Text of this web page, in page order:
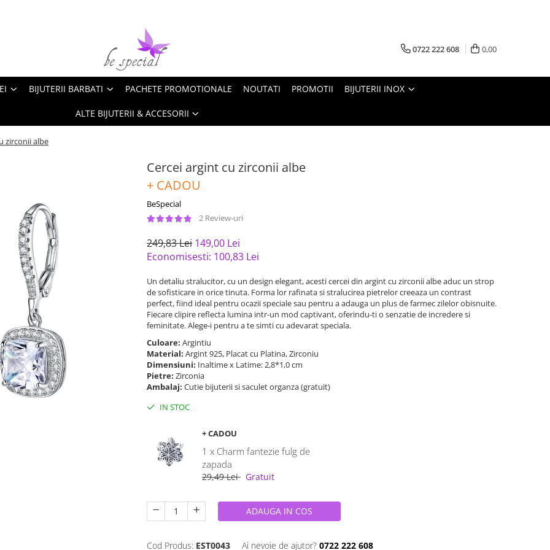
0722 222 608 0,00
BIJUTERII BARBATI PACHETE PROMOTIONALE NOUTATI PROMOTII BIJUTERII INOX
ALTE BIJUTERII & ACCESORII
zirconii albe
Cercei argint cu zirconii albe
+ CADOU
BeSpecial
2 Review-uri
249,83 Lei 149,00 Lei
Economisesti: 100,83 Lei
Un detaliu stralucitor, cu un design elegant, acesti cercei din argint cu zirconii albe aduc un strop
de sofisticare in orice tinuta. Forma lor rafinata si stralucirea pietrelor creeaza un contrast
perfect, fiind ideal pentru ocazii speciale sau pentru a adauga un plus de farmec zilelor obisnuite.
Fiecare clipire reflecta lumina intr-un mod captivant, oferindu-ti o senzatie de incredere si
feminitate. Alege-i pentru a te simti cu adevarat speciala.
Culoare: Argintiu
Material: Argint 925, Placat cu Platina, Zirconiu
Dimensiuni: Inaltime x Latime: 2,8*1,0 cm
Pietre: Zirconia
Ambalaj: Cutie bijuterii si saculet organza (gratuit)
IN STOC
+ CADOU
1 x Charm fantezie fulg de
zapada
29,49 Lei Gratuit
ADAUGA IN COS
Cod Produs: EST0043 Ai nevoie de ajutor? 0722 222 608